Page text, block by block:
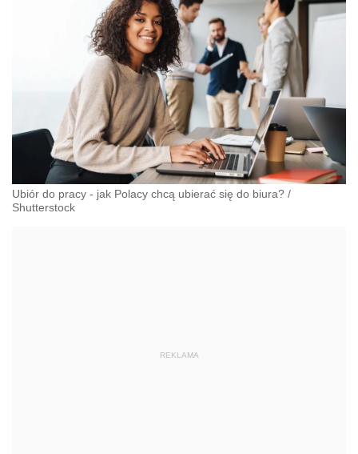
Ubiór do pracy - jak Polacy chcą ubierać się do biura? /
Shutterstock